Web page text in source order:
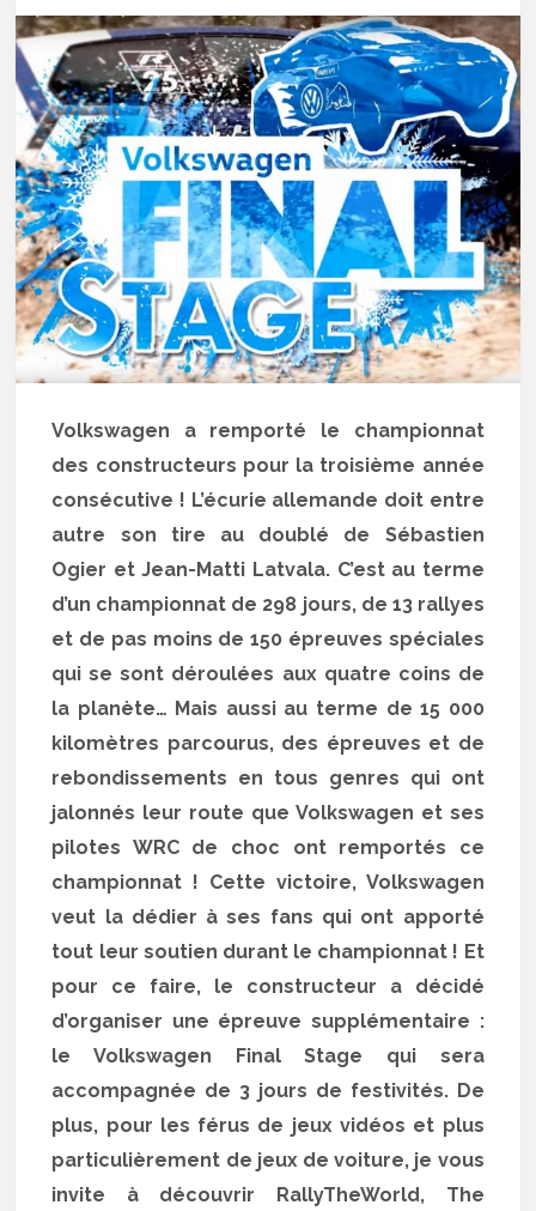
Volkswagen a remporté le championnat
des constructeurs pour la troisième année
consécutive ! L’écurie allemande doit entre
autre son tire au doublé de Sébastien
Ogier et Jean-Matti Latvala. C’est au terme
d’un championnat de 298 jours, de 13 rallyes
et de pas moins de 150 épreuves spéciales
qui se sont déroulées aux quatre coins de
la planète… Mais aussi au terme de 15 000
kilomètres parcourus, des épreuves et de
rebondissements en tous genres qui ont
jalonnés leur route que Volkswagen et ses
pilotes WRC de choc ont remportés ce
championnat ! Cette victoire, Volkswagen
veut la dédier à ses fans qui ont apporté
tout leur soutien durant le championnat ! Et
pour ce faire, le constructeur a décidé
d’organiser une épreuve supplémentaire :
le Volkswagen Final Stage qui sera
accompagnée de 3 jours de festivités. De
plus, pour les férus de jeux vidéos et plus
particulièrement de jeux de voiture, je vous
invite à découvrir RallyTheWorld, The